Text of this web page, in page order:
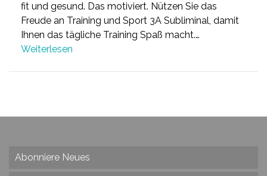
fit und gesund. Das motiviert. Nützen Sie das
Freude an Training und Sport 3A Subliminal, damit
Ihnen das tägliche Training Spaß macht.…
Weiterlesen
Abonniere Neues